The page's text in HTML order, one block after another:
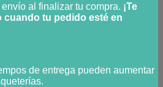
al finalizar tu compra. ¡Te
tu pedido esté en
de entrega pueden aumentar